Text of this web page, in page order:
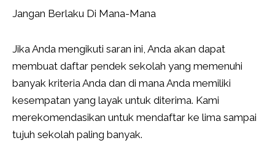
Jangan Berlaku Di Mana-Mana
Jika Anda mengikuti saran ini, Anda akan dapat
membuat daftar pendek sekolah yang memenuhi
banyak kriteria Anda dan di mana Anda memiliki
kesempatan yang layak untuk diterima. Kami
merekomendasikan untuk mendaftar ke lima sampai
tujuh sekolah paling banyak.